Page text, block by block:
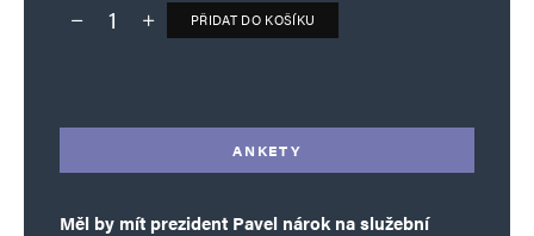
Deník TO – verze bez reklam množství
PŘIDAT DO KOŠÍKU
ANKETY
Měl by mít prezident Pavel nárok na služební